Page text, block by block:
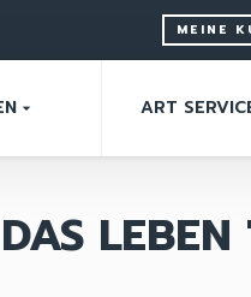
MEINE
arrow_drop_down ART
LEBEN